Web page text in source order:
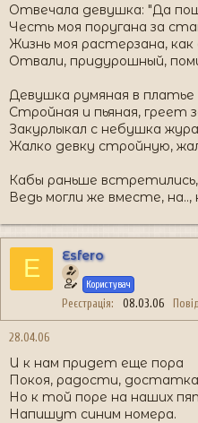
Отвечала девушка: "Да
Честь моя поругана за
Жизнь моя растерзана, как
Отвали, придурошный,
Девушка румяная в платье
Стройная и пьяная, греет
Закурлыкал с небушка
Жалко девку стройную,
Кабы раньше встретились,
Ведь могли же вместе,
E Esfero
Користувач
Реєстрація 08.03.06
28.04.06
И к нам придет еще пора
Покоя, радости,
Но к той поре на наших
Напишут синим номера.